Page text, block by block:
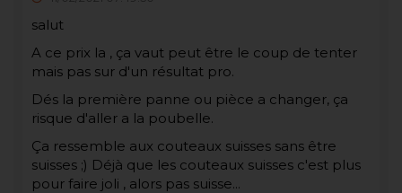
salut
A ce prix la , ça vaut peut être le coup de tenter
mais pas sur d'un résultat pro.
Dés la première panne ou pièce a changer, ça
risque d'aller a la poubelle.
Ça ressemble aux couteaux suisses sans être
suisses ;) Déjà que les couteaux suisses c'est plus
pour faire joli , alors pas suisse...